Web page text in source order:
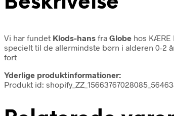
Vi har fundet Klods-hans fra Globe hos KÆRE
specielt til de allermindste børn i alderen 0-2
fort
Yderlige produktinformationer:
Produkt id: